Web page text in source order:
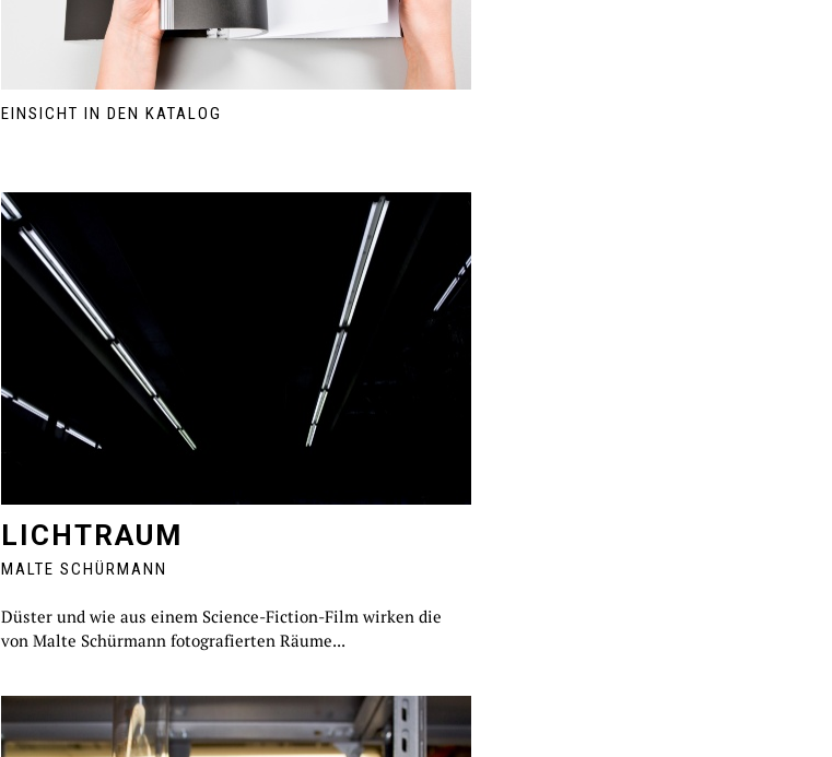
EINSICHT IN DEN KATALOG
LICHTRAUM
MALTE SCHÜRMANN
Düster und wie aus einem Science-Fiction-Film wirken die
von Malte Schürmann fotografierten Räume...